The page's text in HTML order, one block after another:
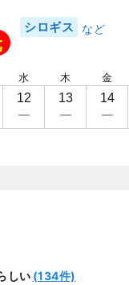
シロギス
水
12
木
13
金
14
しい (134件)